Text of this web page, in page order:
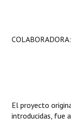
El proyecto
introducidas, fue